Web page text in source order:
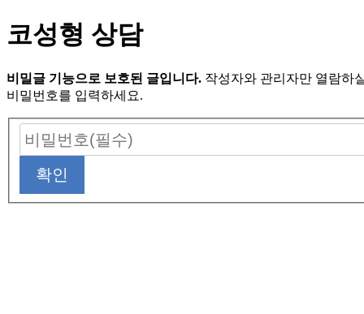
코성형 상담
비밀글 기능으로 보호된 글입니다. 작성자와 관리자만 열람하
비밀번호를 입력하세요.